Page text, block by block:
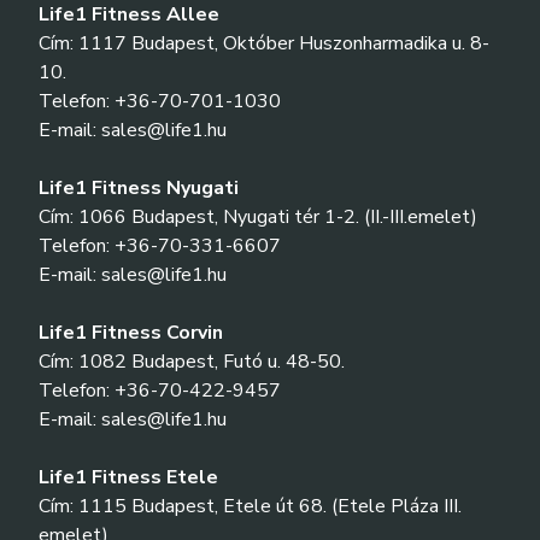
Life1 Fitness Allee
Cím: 1117 Budapest, Október Huszonharmadika u. 8-
10.
Telefon: +36-70-701-1030
E-mail: sales@life1.hu
Life1 Fitness Nyugati
Cím: 1066 Budapest, Nyugati tér 1-2. (II.-III.emelet)
Telefon: +36-70-331-6607
E-mail: sales@life1.hu
Life1 Fitness Corvin
Cím: 1082 Budapest, Futó u. 48-50.
Telefon: +36-70-422-9457
E-mail: sales@life1.hu
Life1 Fitness Etele
Cím: 1115 Budapest, Etele út 68. (Etele Pláza III.